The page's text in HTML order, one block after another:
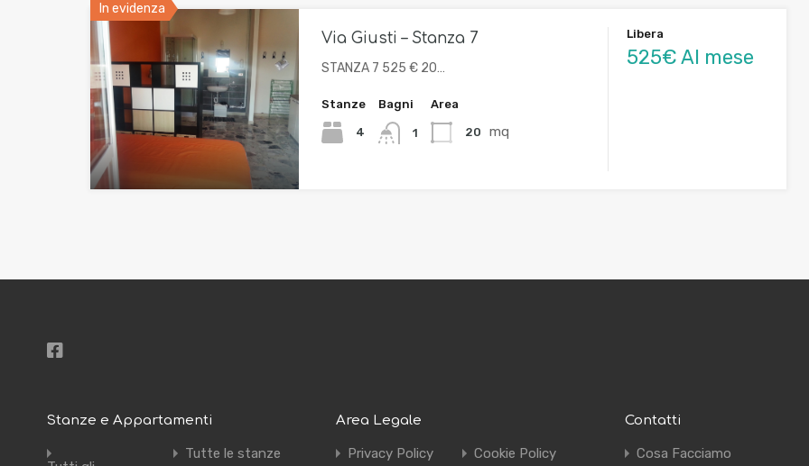
In evidenza
Via Giusti – Stanza 7
STANZA 7 525 € 20…
Stanze
4
Bagni
1
Area
20 mq
Libera
525€ Al mese
Stanze e Appartamenti
Tutte le stanze
Area Legale
Privacy Policy Cookie Policy
Contatti
Cosa Facciamo